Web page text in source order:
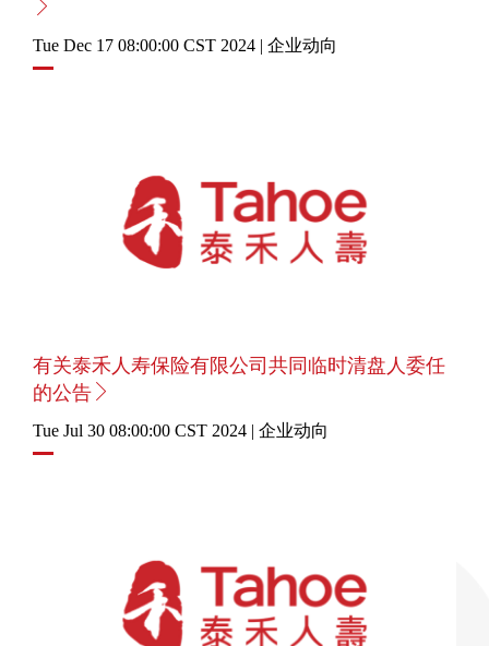
Tue Dec 17 08:00:00 CST 2024 | 企业动向
有关泰禾人寿保险有限公司共同临时清盘人委任
的公告
Tue Jul 30 08:00:00 CST 2024 | 企业动向